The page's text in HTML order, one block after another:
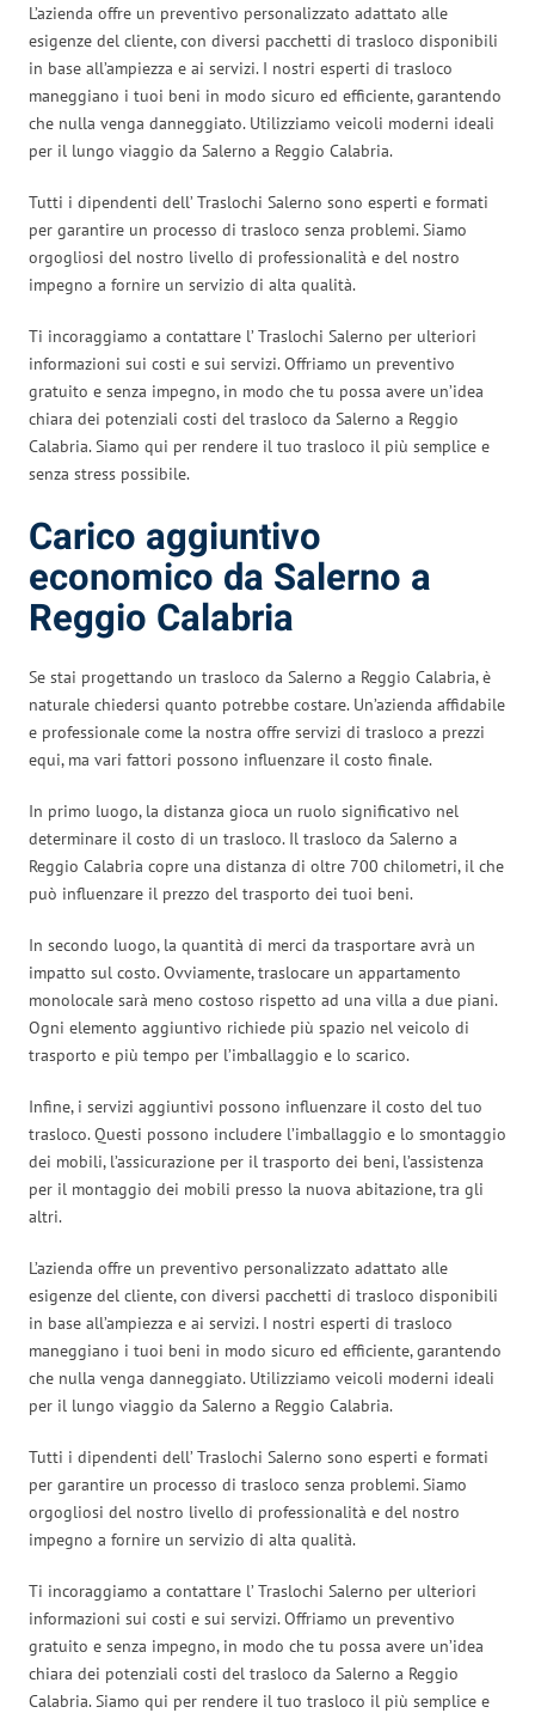
L’azienda offre un preventivo personalizzato adattato alle
esigenze del cliente, con diversi pacchetti di trasloco disponibili
in base all’ampiezza e ai servizi. I nostri esperti di trasloco
maneggiano i tuoi beni in modo sicuro ed efficiente, garantendo
che nulla venga danneggiato. Utilizziamo veicoli moderni ideali
per il lungo viaggio da Salerno a Reggio Calabria.
Tutti i dipendenti dell’ Traslochi Salerno sono esperti e formati
per garantire un processo di trasloco senza problemi. Siamo
orgogliosi del nostro livello di professionalità e del nostro
impegno a fornire un servizio di alta qualità.
Ti incoraggiamo a contattare l’ Traslochi Salerno per ulteriori
informazioni sui costi e sui servizi. Offriamo un preventivo
gratuito e senza impegno, in modo che tu possa avere un’idea
chiara dei potenziali costi del trasloco da Salerno a Reggio
Calabria. Siamo qui per rendere il tuo trasloco il più semplice e
senza stress possibile.
Carico aggiuntivo
economico da Salerno a
Reggio Calabria
Se stai progettando un trasloco da Salerno a Reggio Calabria, è
naturale chiedersi quanto potrebbe costare. Un’azienda affidabile
e professionale come la nostra offre servizi di trasloco a prezzi
equi, ma vari fattori possono influenzare il costo finale.
In primo luogo, la distanza gioca un ruolo significativo nel
determinare il costo di un trasloco. Il trasloco da Salerno a
Reggio Calabria copre una distanza di oltre 700 chilometri, il che
può influenzare il prezzo del trasporto dei tuoi beni.
In secondo luogo, la quantità di merci da trasportare avrà un
impatto sul costo. Ovviamente, traslocare un appartamento
monolocale sarà meno costoso rispetto ad una villa a due piani.
Ogni elemento aggiuntivo richiede più spazio nel veicolo di
trasporto e più tempo per l’imballaggio e lo scarico.
Infine, i servizi aggiuntivi possono influenzare il costo del tuo
trasloco. Questi possono includere l’imballaggio e lo smontaggio
dei mobili, l’assicurazione per il trasporto dei beni, l’assistenza
per il montaggio dei mobili presso la nuova abitazione, tra gli
altri.
L’azienda offre un preventivo personalizzato adattato alle
esigenze del cliente, con diversi pacchetti di trasloco disponibili
in base all’ampiezza e ai servizi. I nostri esperti di trasloco
maneggiano i tuoi beni in modo sicuro ed efficiente, garantendo
che nulla venga danneggiato. Utilizziamo veicoli moderni ideali
per il lungo viaggio da Salerno a Reggio Calabria.
Tutti i dipendenti dell’ Traslochi Salerno sono esperti e formati
per garantire un processo di trasloco senza problemi. Siamo
orgogliosi del nostro livello di professionalità e del nostro
impegno a fornire un servizio di alta qualità.
Ti incoraggiamo a contattare l’ Traslochi Salerno per ulteriori
informazioni sui costi e sui servizi. Offriamo un preventivo
gratuito e senza impegno, in modo che tu possa avere un’idea
chiara dei potenziali costi del trasloco da Salerno a Reggio
Calabria. Siamo qui per rendere il tuo trasloco il più semplice e